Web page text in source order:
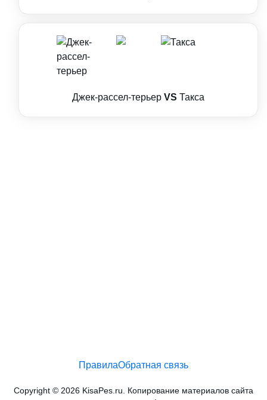
Джек-рассел-терьер VS Такса
ПравилаОбратная связь
Copyright © 2026 KisaPes.ru. Копирование материалов сайта